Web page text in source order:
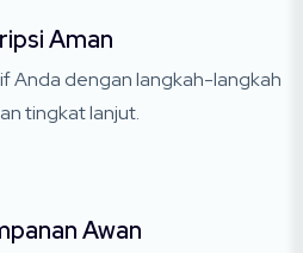
Aman
Anda dengan langkah-langkah
tingkat lanjut.
Awan